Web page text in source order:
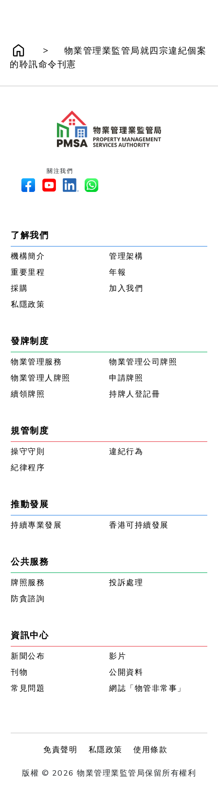
>
物業管理業監管局就四宗違紀個案
的聆訊命令刊憲
關注我們
了解我們
機構簡介
管理架構
重要里程
年報
採購
加入我們
私隱政策
發牌制度
物業管理服務
物業管理公司牌照
物業管理人牌照
申請牌照
續領牌照
持牌人登記冊
規管制度
操守守則
違紀行為
紀律程序
推動發展
持續專業發展 香港可持續發展
公共服務
牌照服務
投訴處理
防貪諮詢
資訊中心
新聞公布
影片
刊物
公開資料
常見問題
網誌「物管非常事」
免責聲明 私隱政策 使用條款
版權 © 2026 物業管理業監管局保留所有權利